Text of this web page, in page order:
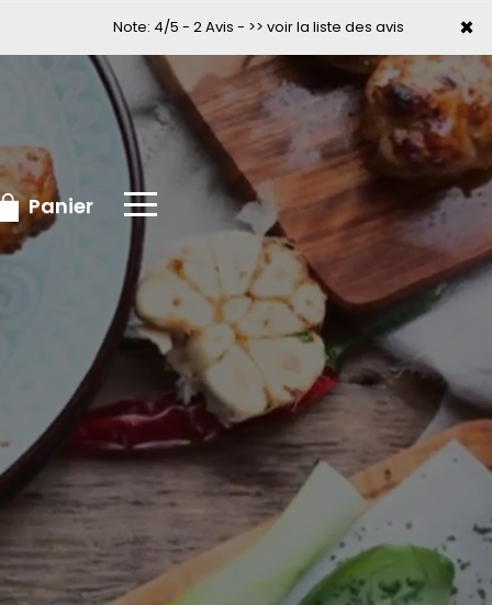
×
Note: 4/5 - 2 Avis - >> voir la liste des avis
Panier
×